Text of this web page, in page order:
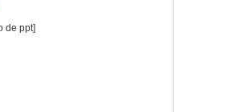
de ppt]